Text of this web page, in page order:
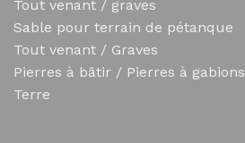
Tout venant / graves
Sable pour terrain de pétanque
Tout venant / Graves
Pierres à bâtir / Pierres à gabions
Terre